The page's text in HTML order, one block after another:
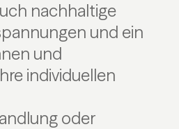
nachhaltige
und ein
und
individuellen
oder